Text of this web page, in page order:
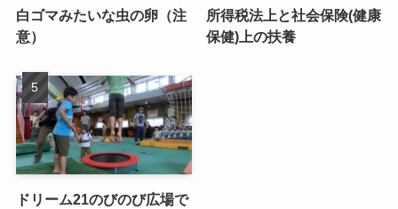
白ゴマみたいな虫の卵（注
意）
所得税法上と社会保険(健康
保健)上の扶養
ドリーム21のびのび広場で